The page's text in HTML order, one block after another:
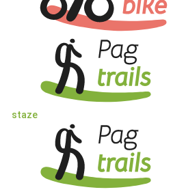
staze